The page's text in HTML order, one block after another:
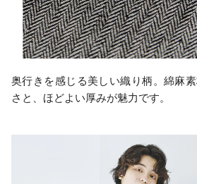
奥行きを感じる美しい織り柄。綿麻
さと、ほどよい厚みが魅力です。